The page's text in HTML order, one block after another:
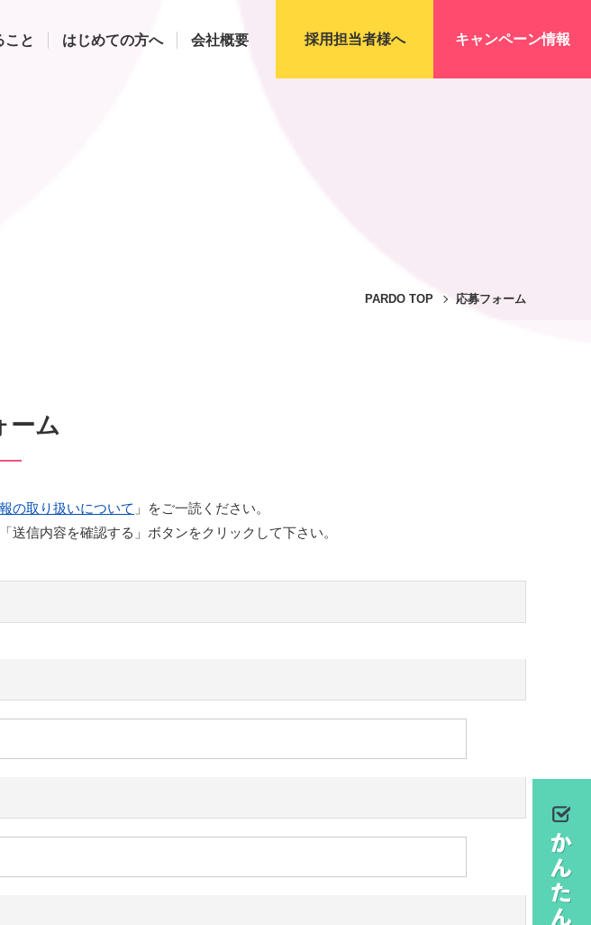
こと はじめての方へ 会社概要 採用担当者様へ キャンペーン情報
PARDO TOP 応募フォーム
ーム
の取り扱いについて 」をご一読ください。
送信内容を確認する」ボタンをクリックして下さい。